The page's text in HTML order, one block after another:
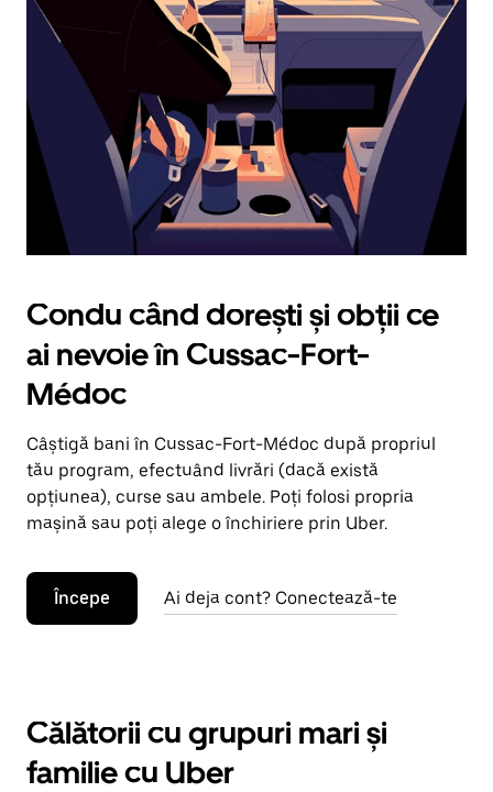
în
jos.
Închide
calendarul
apăsând
pe
butonul
Escape.
Condu când dorești și obții ce
ai nevoie în Cussac-Fort-
Médoc
Câștigă bani în Cussac-Fort-Médoc după propriul
tău program, efectuând livrări (dacă există
opțiunea), curse sau ambele. Poți folosi propria
mașină sau poți alege o închiriere prin Uber.
Începe Ai deja cont? Conectează-te
Călătorii cu grupuri mari și
familie cu Uber